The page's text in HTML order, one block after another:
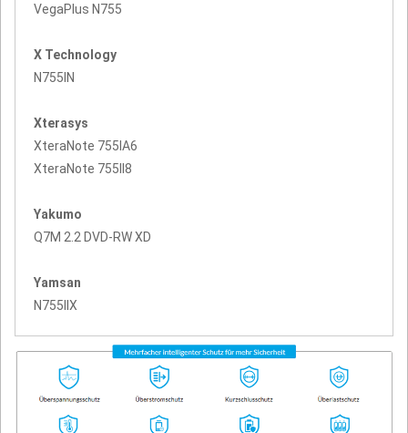
VegaPlus N755
X Technology
N755IN
Xterasys
XteraNote 755IA6
XteraNote 755II8
Yakumo
Q7M 2.2 DVD-RW XD
Yamsan
N755IIX